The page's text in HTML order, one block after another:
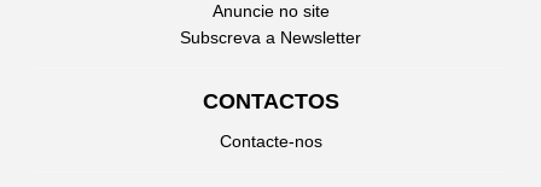
Anuncie no site
Subscreva a Newsletter
CONTACTOS
Contacte-nos